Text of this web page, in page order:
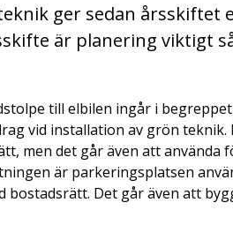
ger sedan
är planering viktigt
till elbilen ingår i
vid installation av grön
men det går även att använda
är parkeringsplatsen
bostadsrätt. Det går även att